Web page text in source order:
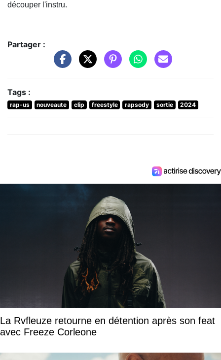
découper l'instru.
Partager :
Tags :
rap-us nouveaute clip freestyle rapsody sortie 2024
La Rvfleuze retourne en détention après son feat
avec Freeze Corleone